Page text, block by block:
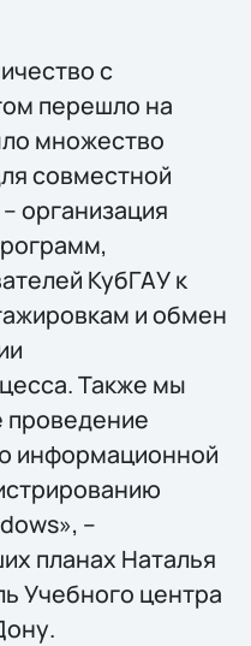
с
перешло на
множество
совместной
организация
КубГАУ к
и обмен
Также мы
проведение
информационной
–
планах Наталья
Учебного центра